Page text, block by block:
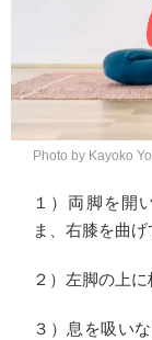
Photo by Kayoko
１）両脚を開
ま、右膝を曲
２）左脚の上
３）息を吸い